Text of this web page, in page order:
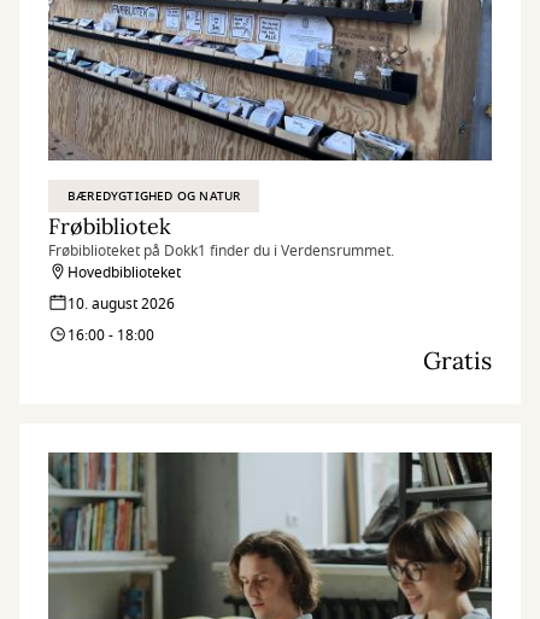
BÆREDYGTIGHED OG NATUR
Frøbibliotek
Frøbiblioteket på Dokk1 finder du i Verdensrummet.
Hovedbiblioteket
10. august 2026
16:00 - 18:00
Gratis